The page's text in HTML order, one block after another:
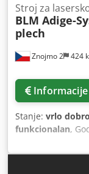
Znojmo 2 424
Stroj za
BLM Adige-
plech
Stanje: vrlo
funkcionalan,
automatizacije: